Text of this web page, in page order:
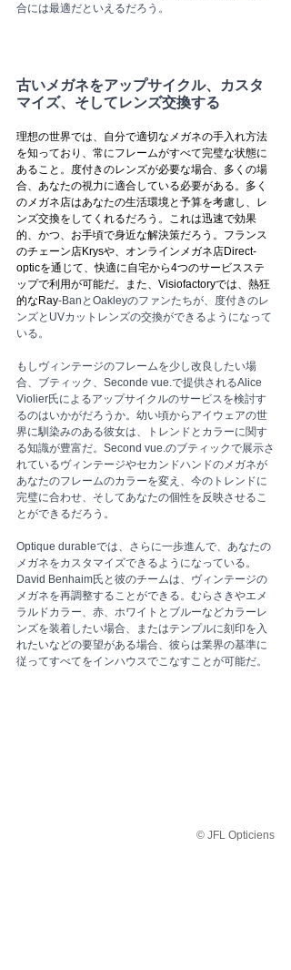
合には最適だといえるだろう。
古いメガネをアップサイクル、カスタ
マイズ、そしてレンズ交換する
理想の世界では、自分で適切なメガネの手入れ方法
を知っており、常にフレームがすべて完璧な状態に
あること。度付きのレンズが必要な場合、多くの場
合、あなたの視力に適合している必要がある。多く
のメガネ店はあなたの生活環境と予算を考慮し、レ
ンズ交換をしてくれるだろう。これは迅速で効果
的、かつ、お手頃で身近な解決策だろう。フランス
のチェーン店Krysや、オンラインメガネ店Direct-
opticを通じて、快適に自宅から4つのサービスステ
ップで利用が可能だ。また、Visiofactoryでは、熱狂
的なRay-BanとOakleyのファンたちが、度付きのレ
ンズとUVカットレンズの交換ができるようになって
いる。
もしヴィンテージのフレームを少し改良したい場
合、ブティック、Seconde vue.で提供されるAlice
Violier氏によるアップサイクルのサービスを検討す
るのはいかがだろうか。幼い頃からアイウェアの世
界に馴染みのある彼女は、トレンドとカラーに関す
る知識が豊富だ。Second vue.のブティックで展示さ
れているヴィンテージやセカンドハンドのメガネが
あなたのフレームのカラーを変え、今のトレンドに
完璧に合わせ、そしてあなたの個性を反映させるこ
とができるだろう。
Optique durableでは、さらに一歩進んで、あなたの
メガネをカスタマイズできるようになっている。
David Benhaim氏と彼のチームは、ヴィンテージの
メガネを再調整することができる。むらさきやエメ
ラルドカラー、赤、ホワイトとブルーなどカラーレ
ンズを装着したい場合、またはテンプルに刻印を入
れたいなどの要望がある場合、彼らは業界の基準に
従ってすべてをインハウスでこなすことが可能だ。
© JFL Opticiens